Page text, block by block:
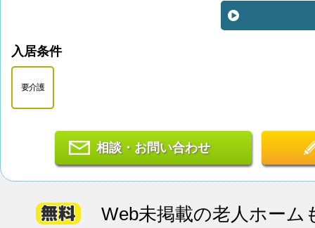
入居条件
要介護
相談・お問い合わせ
Web未掲載の老人ホーム